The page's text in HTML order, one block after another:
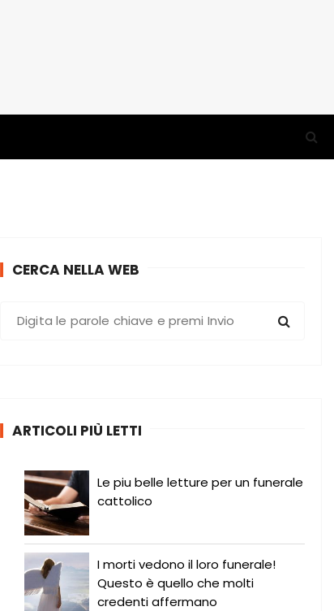
CERCA NELLA WEB
ARTICOLI PIÙ LETTI
Le piu belle letture per un funerale
cattolico
I morti vedono il loro funerale!
Questo è quello che molti
credenti affermano